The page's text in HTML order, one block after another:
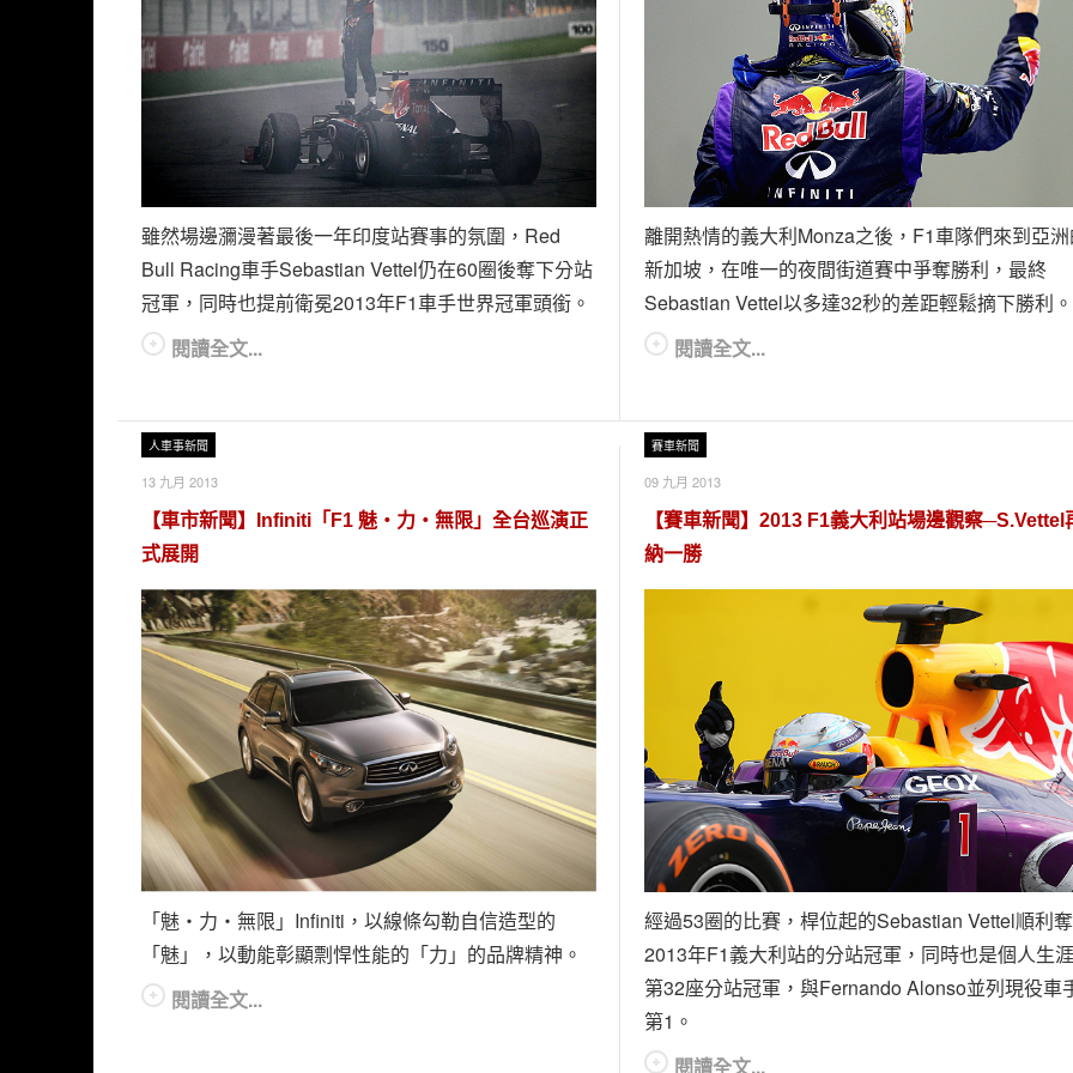
雖然場邊瀰漫著最後一年印度站賽事的氛圍，Red
Bull Racing車手Sebastian Vettel仍在60圈後奪下分站
冠軍，同時也提前衛冕2013年F1車手世界冠軍頭銜。
閱讀全文...
離開熱情的義大利Monza之後，F1車隊們來到亞
新加坡，在唯一的夜間街道賽中爭奪勝利，最終
Sebastian Vettel以多達32秒的差距輕鬆摘下勝利。
閱讀全文...
人車事新聞
13 九月 2013
【車市新聞】Infiniti「F1 魅‧力‧無限」全台巡演正
式展開
「魅‧力‧無限」Infiniti，以線條勾勒自信造型的
「魅」，以動能彰顯剽悍性能的「力」的品牌精神。
閱讀全文...
賽車新聞
09 九月 2013
【賽車新聞】2013 F1義大利站場邊觀察─S.Vettel
納一勝
經過53圈的比賽，桿位起的Sebastian Vettel順利
2013年F1義大利站的分站冠軍，同時也是個人生
第32座分站冠軍，與Fernando Alonso並列現役車
第1。
閱讀全文...